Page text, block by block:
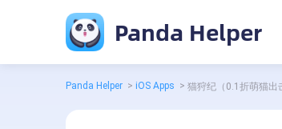
Panda Helper
Panda Helper > iOS Apps > 猫狩纪（0.1折萌猫出